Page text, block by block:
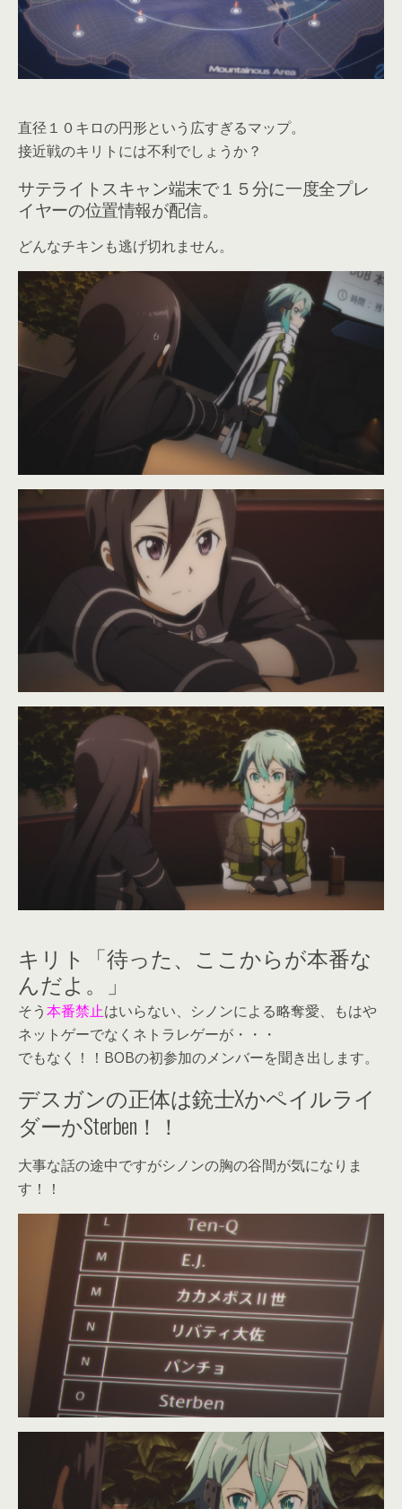
直径１０キロの円形という広すぎるマップ。
接近戦のキリトには不利でしょうか？
サテライトスキャン端末で１５分に一度全プレ
イヤーの位置情報が配信。
どんなチキンも逃げ切れません。
キリト「待った、ここからが本番な
んだよ。」
そう本番禁止はいらない、シノンによる略奪愛、もはや
ネットゲーでなくネトラレゲーが・・・
でもなく！！BOBの初参加のメンバーを聞き出します。
デスガンの正体は銃士Xかペイルライ
ダーかSterben！！
大事な話の途中ですがシノンの胸の谷間が気になりま
す！！